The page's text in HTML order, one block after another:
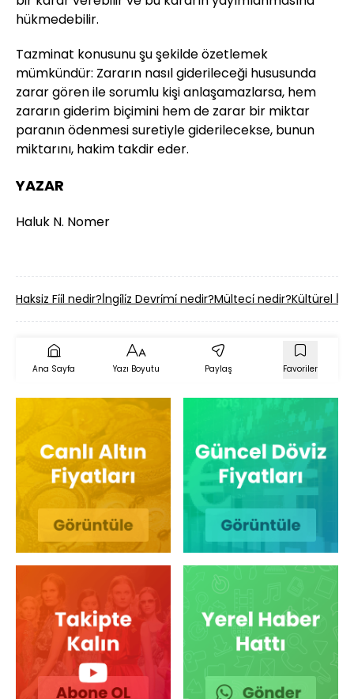
hükmedebilir.
Tazminat konusunu şu şekilde özetlemek
mümkündür: Zararın nasıl giderileceği hususunda
zarar gören ile sorumlu kişi anlaşamazlarsa, hem
zararın giderim biçimini hem de zarar bir miktar
paranın ödenmesi suretiyle giderilecekse, bunun
miktarını, hakim takdir eder.
YAZAR
Haluk N. Nomer
Haksiz Fi̇i̇l nedir?İ̇ngi̇li̇z Devri̇mi̇ nedir?Mülteci̇ nedir?Kültürel
Ana Sayfa Yazı Boyutu Paylaş Favoriler